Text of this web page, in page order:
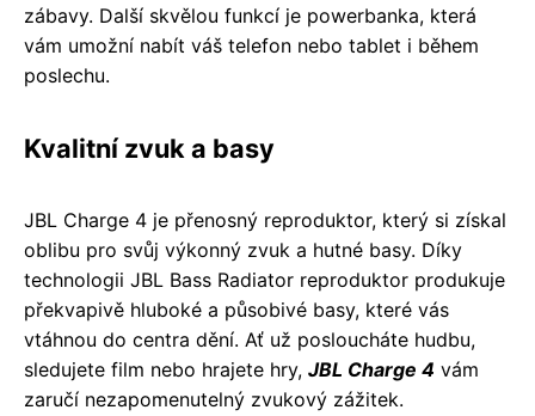
zábavy. Další skvělou funkcí je powerbanka, která
vám umožní nabít váš telefon nebo tablet i během
poslechu.
Kvalitní zvuk a basy
JBL Charge 4 je přenosný reproduktor, který si získal
oblibu pro svůj výkonný zvuk a hutné basy. Díky
technologii JBL Bass Radiator reproduktor produkuje
překvapivě hluboké a působivé basy, které vás
vtáhnou do centra dění. Ať už posloucháte hudbu,
sledujete film nebo hrajete hry, JBL Charge 4 vám
zaručí nezapomenutelný zvukový zážitek.